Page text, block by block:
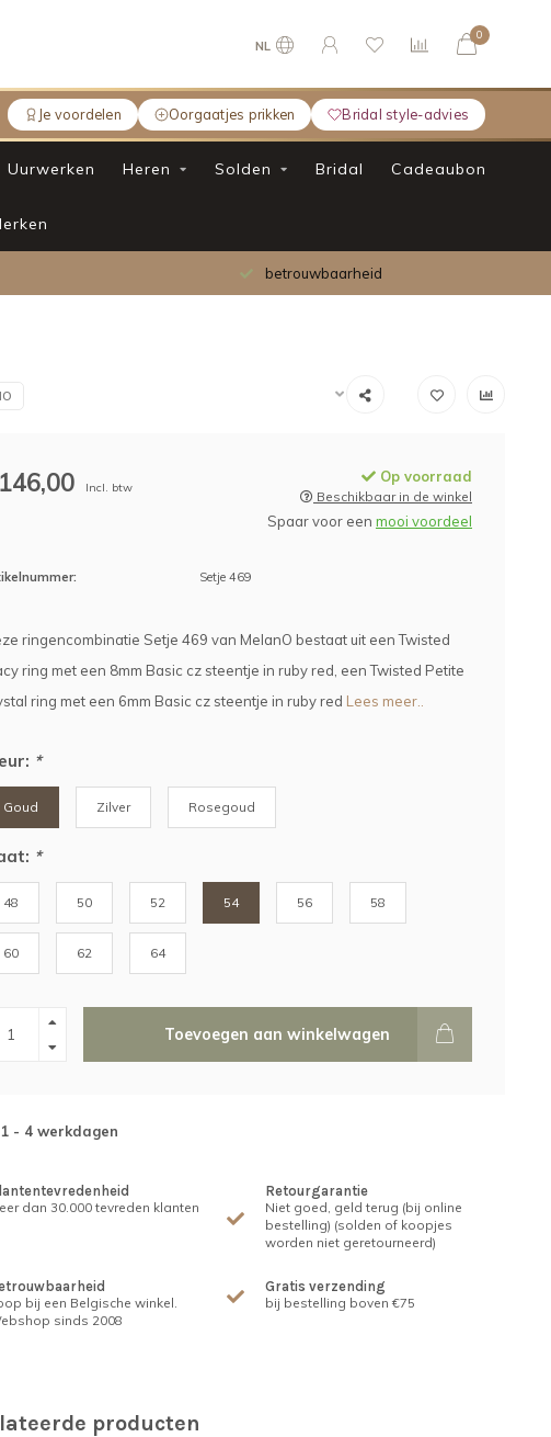
Je voordelen Oorgaatjes prikken Bridal style-advies
NL
0
Uurwerken Heren Solden Bridal Cadeaubon
betrouwbaarheid
Incl. btw
Op voorraad
Beschikbaar in de winkel
Spaar voor een mooi voordeel
Setje 469
ringencombinatie Setje 469 van MelanO bestaat uit een Twisted
ring met een 8mm Basic cz steentje in ruby red, een Twisted Petite
ring met een 6mm Basic cz steentje in ruby red Lees meer..
*
Goud Zilver Rosegoud
*
48 50 52 54 56 58
60 62 64
Toevoegen aan winkelwagen
1 - 4 werkdagen
dan 30.000 tevreden klanten
Retourgarantie
Niet goed, geld terug (bij online
bestelling) (solden of koopjes
worden niet geretourneerd)
bij een Belgische winkel.
sinds 2008
Gratis verzending
bij bestelling boven €75
producten